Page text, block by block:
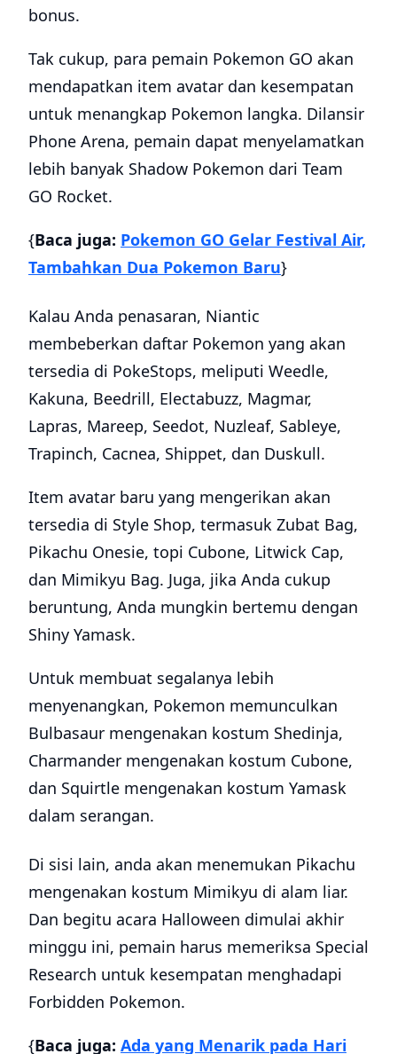
bonus.
Tak cukup, para pemain Pokemon GO akan
mendapatkan item avatar dan kesempatan
untuk menangkap Pokemon langka. Dilansir
Phone Arena, pemain dapat menyelamatkan
lebih banyak Shadow Pokemon dari Team
GO Rocket.
{Baca juga: Pokemon GO Gelar Festival Air,
Tambahkan Dua Pokemon Baru}
Kalau Anda penasaran, Niantic
membeberkan daftar Pokemon yang akan
tersedia di PokeStops, meliputi Weedle,
Kakuna, Beedrill, Electabuzz, Magmar,
Lapras, Mareep, Seedot, Nuzleaf, Sableye,
Trapinch, Cacnea, Shippet, dan Duskull.
Item avatar baru yang mengerikan akan
tersedia di Style Shop, termasuk Zubat Bag,
Pikachu Onesie, topi Cubone, Litwick Cap,
dan Mimikyu Bag. Juga, jika Anda cukup
beruntung, Anda mungkin bertemu dengan
Shiny Yamask.
Untuk membuat segalanya lebih
menyenangkan, Pokemon memunculkan
Bulbasaur mengenakan kostum Shedinja,
Charmander mengenakan kostum Cubone,
dan Squirtle mengenakan kostum Yamask
dalam serangan.
Di sisi lain, anda akan menemukan Pikachu
mengenakan kostum Mimikyu di alam liar.
Dan begitu acara Halloween dimulai akhir
minggu ini, pemain harus memeriksa Special
Research untuk kesempatan menghadapi
Forbidden Pokemon.
{Baca juga: Ada yang Menarik pada Hari